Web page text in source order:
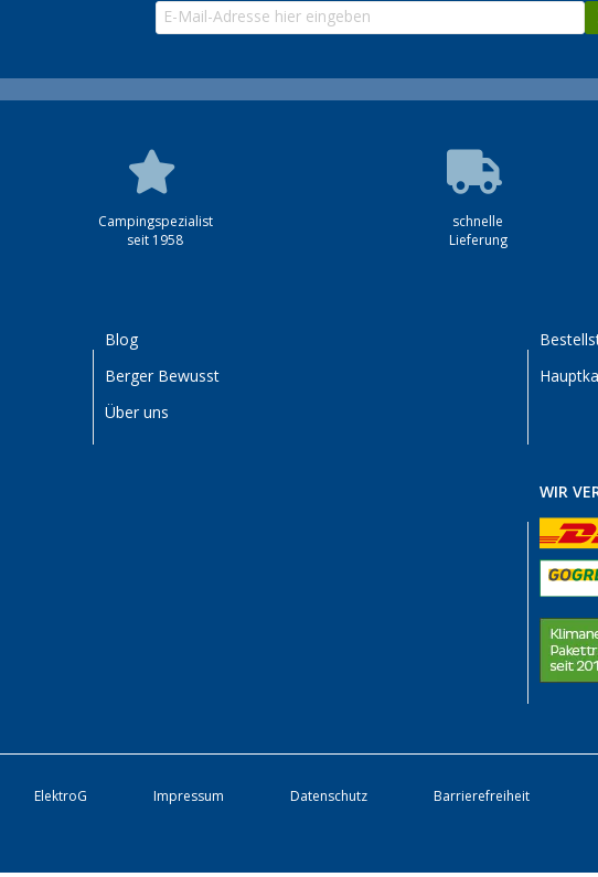
Campingspezialist
seit 1958
schnelle
Lieferung
Blog
Berger Bewusst
Über uns
WIR
ElektroG Impressum Datenschutz Barrierefreiheit